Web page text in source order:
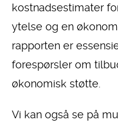
kostnadsestimater
ytelse og en
rapporten er
forespørsler om
økonomisk støtte.
Vi kan også se på